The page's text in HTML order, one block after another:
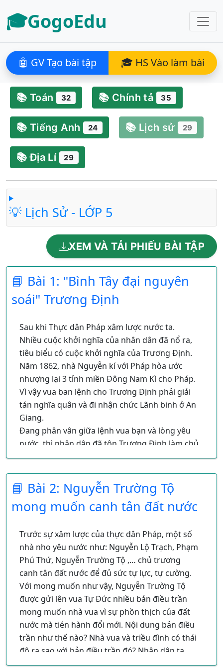
🎓GogoEdu
🤖 GV Tạo bài tập 🎓 HS Vào làm bài
📚 Toán 32 📚 Chính tả 35
📚 Tiếng Anh 24 📚 Lịch sử 29
📚 Địa Lí 29
💡 Lịch Sử - LỚP 5
XEM VÀ TẢI PHIẾU BÀI TẬP
📘 Bài 1: "Bình Tây đại nguyên
soái" Trương Định
Sau khi Thực dân Pháp xâm lược nước ta.
Nhiều cuộc khởi nghĩa của nhân dân đã nổ ra,
tiêu biểu có cuộc khởi nghĩa của Trương Định.
Năm 1862, nhà Nguyễn kí với Pháp hòa ước
nhượng lại 3 tỉnh miền Đông Nam Kì cho Pháp.
Vì vậy vua ban lệnh cho Trương Định phải giải
tán nghĩa quân và đi nhận chức Lãnh binh ở An
Giang.
Đang phân vân giữa lệnh vua bạn và lòng yêu
nước, thì nhân dân đã tôn Trương Định làm chủ
soái "Bình Tây Đại nguyên soái".
Định đã lãnh đạo nhân dân chống thực dân
Pháp.
Câu hỏi trắc nghiệm:
Bài 1: Bài 1: "Bình Tây đại nguyên soái" Trương
Định
📘 Bài 2: Nguyễn Trường Tộ
mong muốn canh tân đất nước
Trước sự xâm lược của thực dân Pháp, một số
nhà nho yêu nước như: Nguyễn Lộ Trạch, Phạm
Phú Thứ, Nguyễn Trường Tộ ,… chủ trương
canh tân đất nước để đủ sức tự lực, tự cường.
Với mong muốn như vậy, Nguyễn Trường Tộ
được gửi lên vua Tự Đức nhiều bản điều trần
mong muốn nhà vua vì sự phồn thịch của đất
nước mà tién hành đổi mới. Nội dung bản điều
trần như thế nào? Nhà vua và triều đình có thái
độ ra sao với bản điều trần đó? Nhân dân ta
nghĩ gì về chủ trương của Nguyễn Trường Tộ.